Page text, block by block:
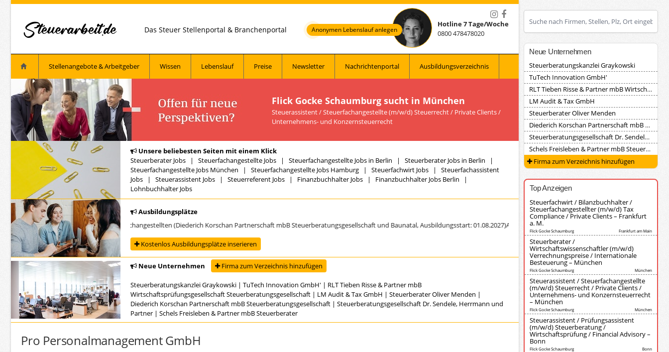
Das Steuer Stellenportal & Branchenportal Anonymen Lebenslauf anlegen
Hotline 7 Tage/Woche
0800 478478020
Stellenangebote & Arbeitgeber Wissen Lebenslauf Preise Newsletter Nachrichtenportal Ausbildungsverzeichnis
Flick Gocke Schaumburg sucht in München
Steuerassistent / Steuerfachangestellte (m/w/d) Steuerrecht / Private Clients /
Unternehmens- und Konzernsteuerrecht
Unsere beliebesten Seiten mit einem Klick
Steuerberater Jobs | Steuerfachangestellte Jobs | Steuerfachangestellte Jobs in Berlin | Steuerberater Jobs in Berlin |
Steuerfachangestellte Jobs München | Steuerfachangestellte Jobs Hamburg | Steuerfachwirt Jobs | Steuerfachassistent
Jobs | Steuerassistent Jobs | Steuerreferent Jobs | Finanzbuchhalter Jobs | Finanzbuchhalter Jobs Berlin |
Lohnbuchhalter Jobs
Ausbildungsplätze
Ausbildung zur/zum Steuerfachangestellten (Diederich Korschan Partnerschaft mbB Steuerberatungsgesellschaft und Baunatal, Ausbildungsstart: 01.08.2027)Ausbildung zur/zum Steuerfachangestellten (Diederich
Kostenlos Ausbildungsplätze inserieren
Neue Unternehmen Firma zum Verzeichnis hinzufügen
Steuerberatungskanzlei Graykowski | TuTech Innovation GmbH' | RLT Tieben Risse & Partner mbB
Wirtschaftsprüfungsgesellschaft Steuerberatungsgesellschaft | LM Audit & Tax GmbH | Steuerberater Oliver Menden |
Diederich Korschan Partnerschaft mbB Steuerberatungsgesellschaft | Steuerberatungsgesellschaft Dr. Sendele, Herrmann und
Partner | Schels Freisleben & Partner mbB Steuerberater
Pro Personalmanagement GmbH
Neue Unternehmen
Steuerberatungskanzlei Graykowski
TuTech Innovation GmbH'
RLT Tieben Risse & Partner mbB Wirtschaftsprüfungsgesellschaft Steuerberatungsgesellschaft
LM Audit & Tax GmbH
Steuerberater Oliver Menden
Diederich Korschan Partnerschaft mbB Steuerberatungsgesellschaft
Steuerberatungsgesellschaft Dr. Sendele, Herrmann und Partner
Schels Freisleben & Partner mbB Steuerberater
Firma zum Verzeichnis hinzufügen
Top Anzeigen
Steuerfachwirt / Bilanzbuchhalter /
Steuerfachangestellter (m/w/d) Tax
Compliance / Private Clients – Frankfurt
a. M.
Flick Gocke Schaumburg Frankfurt am Main
Steuerberater /
Wirtschaftswissenschaftler (m/w/d)
Verrechnungspreise / Internationale
Besteuerung – München
Flick Gocke Schaumburg München
Steuerassistent / Steuerfachangestellte
(m/w/d) Steuerrecht / Private Clients /
Unternehmens- und Konzernsteuerrecht
– München
Flick Gocke Schaumburg München
Steuerassistent / Prüfungsassistent
(m/w/d) Steuerberatung /
Wirtschaftsprüfung / Financial Advisory –
Bonn
Flick Gocke Schaumburg Bonn